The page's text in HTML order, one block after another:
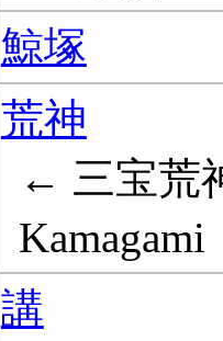
鯨塚
荒神
← 三宝荒
Kamagami
講